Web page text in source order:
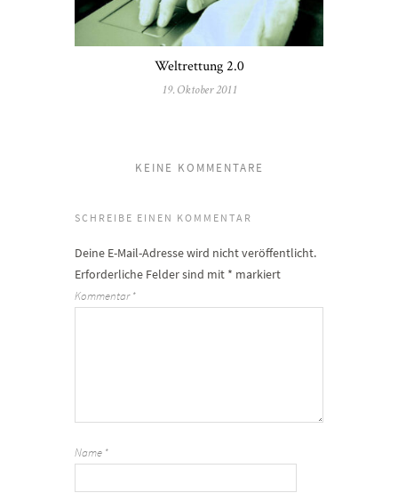
Weltrettung 2.0
19. Oktober 2011
KEINE KOMMENTARE
SCHREIBE EINEN KOMMENTAR
Deine E-Mail-Adresse wird nicht veröffentlicht.
Erforderliche Felder sind mit * markiert
Kommentar*
Name *